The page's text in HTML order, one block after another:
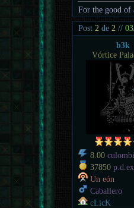
For the good of
Post 2 de 2 //
b3k
Vórtice
8.00
37850
Un eón
Caballero
cLicK